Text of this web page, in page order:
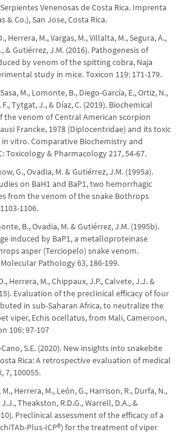
Serpientes Venenosas de Costa Rica. Imprenta
& Co.), San Jose, Costa Rica.
Herrera, M., Vargas, M., Villalta, M., Segura, A.,
& Gutiérrez, J.M. (2016). Pathogenesis of
by venom of the spitting cobra, Naja
study in mice. Toxicon 119: 171-179.
M., Lomonte, B., Diego-García, E., Ortiz, N.,
Tytgat, J., & Díaz, C. (2019). Biochemical
the venom of Central American scorpion
Francke, 1978 (Diplocentridae) and its toxic
vitro. Comparative Biochemistry and
Toxicology & Pharmacology 217, 54-67.
G., Ovadia, M. & Gutiérrez, J.M. (1995a).
on BaH1 and BaP1, two hemorrhagic
from the venom of the snake Bothrops
1106.
B., Ovadia, M. & Gutiérrez, J.M. (1995b).
induced by BaP1, a metalloproteinase
asper (Terciopelo) snake venom.
Pathology 63, 186-199.
Herrera, M., Chippaux, J.P., Calvete, J.J. &
Evaluation of the preclinical efficacy of four
in sub-Saharan Africa, to neutralize the
viper, Echis ocellatus, from Mali, Cameroon,
106: 97-107
Cano, S.E. (2020). New insights into snakebite
Rica: A retrospective evaluation of medical
7, 100055.
Herrera, M., León, G., Harrison, R., Durfa, N.,
Theakston, R.D.G., Warrell, D.A., &
Preclinical assessment of the efficacy of a
Plus-ICP®) for the treatment of viper